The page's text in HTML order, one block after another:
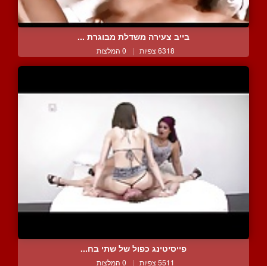
בייב צעירה משדלת מבוגרת ...
6318 צפיות | 0 המלצות
פייסיטינג כפול של שתי בח...
5511 צפיות | 0 המלצות